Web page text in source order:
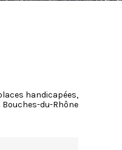
handicapées,
du-Rhône